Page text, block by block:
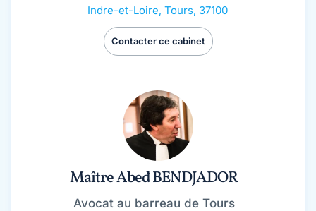
Indre-et-Loire, Tours, 37100
Contacter ce cabinet
Maître Abed BENDJADOR
Avocat au barreau de Tours